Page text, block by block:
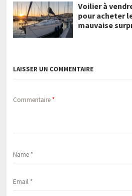
Voilier à
pour acheter
mauvaise
LAISSER UN COMMENTAIRE
Commentaire*